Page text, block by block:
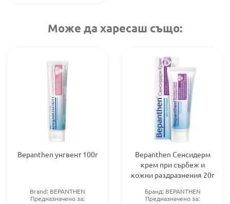
Може да харесаш също:
Bepanthen унгвент 100г
Brand: BEPANTHEN
Предназначено за:
Bepanthen Сенсидерм
крем при сърбеж и
кожни раздразнения 20г
Бранд: BEPANTHEN
Предназначено за: